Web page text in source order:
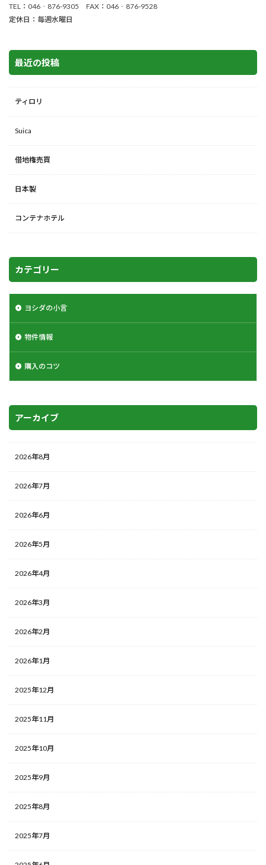
TEL：046‐876-9305 FAX：046‐876-9528
定休日：毎週水曜日
最近の投稿
ティロリ
Suica
借地権売買
日本製
コンテナホテル
カテゴリー
ヨシダの小言
物件情報
購入のコツ
アーカイブ
2026年8月
2026年7月
2026年6月
2026年5月
2026年4月
2026年3月
2026年2月
2026年1月
2025年12月
2025年11月
2025年10月
2025年9月
2025年8月
2025年7月